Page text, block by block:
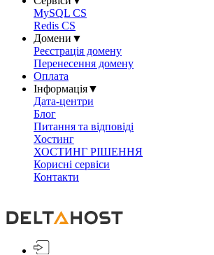
MySQL CS
Redis CS
Домени ▼
Реєстрація домену
Перенесення домену
Оплата
Інформація▼
Дата-центри
Блог
Питання та відповіді
Хостинг
ХОСТИНГ РІШЕННЯ
Корисні сервіси
Контакти